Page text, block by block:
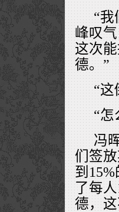
“我
峰叹
这次
德。”
“这
“怎
冯
们签
到
了每
德，